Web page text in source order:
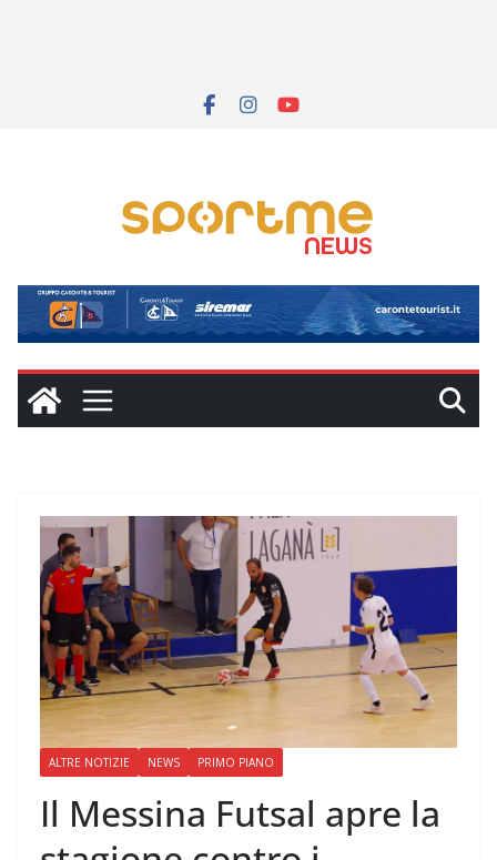
ALTRE NOTIZIE NEWS PRIMO PIANO
Il Messina Futsal apre la